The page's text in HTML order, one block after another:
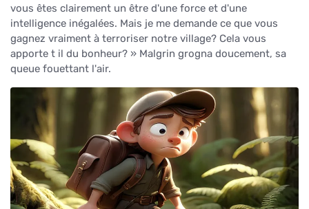
vous êtes clairement un être d'une force et d'une
intelligence inégalées. Mais je me demande ce que vous
gagnez vraiment à terroriser notre village? Cela vous
apporte t il du bonheur? » Malgrin grogna doucement, sa
queue fouettant l'air.